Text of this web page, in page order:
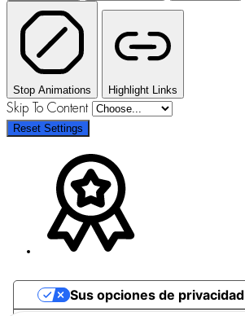
Stop Animations Highlight Links
Skip To Content
Reset Settings
Sus opciones de privacidad